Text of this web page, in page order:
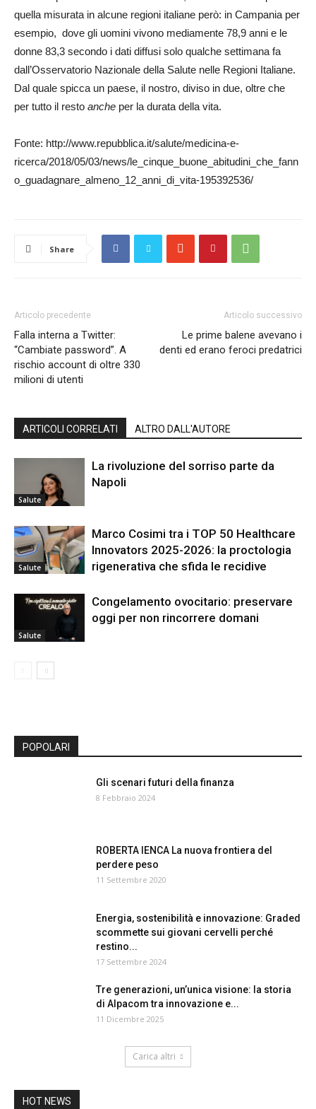
quella misurata in alcune regioni italiane però: in Campania per
esempio, dove gli uomini vivono mediamente 78,9 anni e le
donne 83,3 secondo i dati diffusi solo qualche settimana fa
dall’Osservatorio Nazionale della Salute nelle Regioni Italiane.
Dal quale spicca un paese, il nostro, diviso in due, oltre che
per tutto il resto anche per la durata della vita.
Fonte: http://www.repubblica.it/salute/medicina-e-
ricerca/2018/05/03/news/le_cinque_buone_abitudini_che_fann
o_guadagnare_almeno_12_anni_di_vita-195392536/
Share
Articolo precedente
Falla interna a Twitter:
“Cambiate password”. A
rischio account di oltre 330
milioni di utenti
Articolo successivo
Le prime balene avevano i
denti ed erano feroci predatrici
ARTICOLI CORRELATI ALTRO DALL'AUTORE
Salute
La rivoluzione del sorriso parte da
Napoli
Salute
Marco Cosimi tra i TOP 50 Healthcare
Innovators 2025-2026: la proctologia
rigenerativa che sfida le recidive
Salute
Congelamento ovocitario: preservare
oggi per non rincorrere domani
POPOLARI
Gli scenari futuri della finanza
8 Febbraio 2024
ROBERTA IENCA La nuova frontiera del
perdere peso
11 Settembre 2020
Energia, sostenibilità e innovazione: Graded
scommette sui giovani cervelli perché
restino...
17 Settembre 2024
Tre generazioni, un’unica visione: la storia
di Alpacom tra innovazione e...
11 Dicembre 2025
Carica altri
HOT NEWS